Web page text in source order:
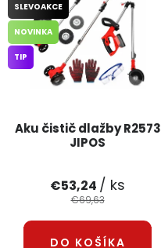
Reklamačný formulár
Obchodné podmienky
Aku čistič dlažby R2573
JIPOS
SLEVOAKCE
NOVINKA
TIP
€53,24 / ks
€69,63
DO KOŠÍKA